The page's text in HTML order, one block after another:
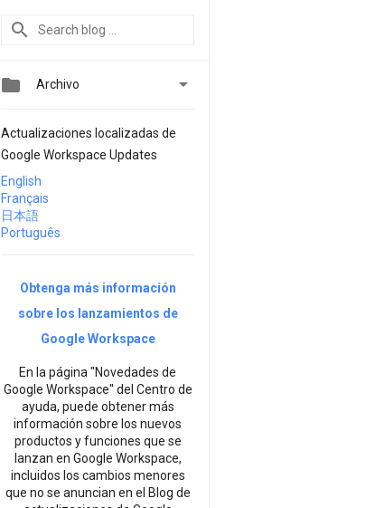
 Archivo 
Actualizaciones localizadas de
Google Workspace Updates
English
Français
日本語
Português
Obtenga más información
sobre los lanzamientos de
Google Workspace
En la página "Novedades de
Google Workspace" del Centro de
ayuda, puede obtener más
información sobre los nuevos
productos y funciones que se
lanzan en Google Workspace,
incluidos los cambios menores
que no se anuncian en el Blog de